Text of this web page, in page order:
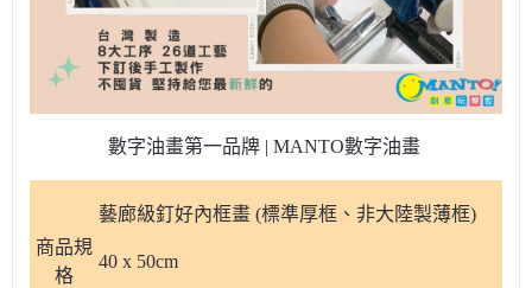
數字油畫第一品牌 | MANTO數字油畫
商品規
格
藝廊級釘好內框畫 (標準厚框、非大陸製薄框)
40 x 50cm